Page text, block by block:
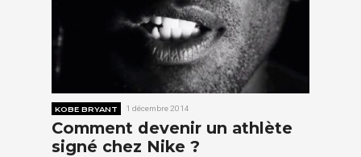
KOBE BRYANT 1 décembre 2014
Comment devenir un athlète
signé chez Nike ?